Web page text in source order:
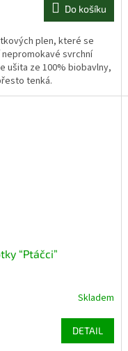
Do košíku
plen, které se
svrchní
ušita ze 100% biobavlny,
tenká.
“Ptáčci”
Skladem
DETAIL